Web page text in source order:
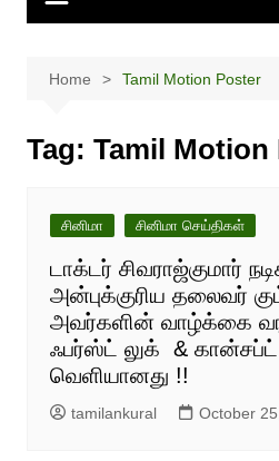
Home Tamil Motion Poster
Tag: Tamil Motion
சினிமா சினிமா செய்திகள்
டாக்டர் சிவராஜ்குமார்
அன்புக்குரிய தலைவர்
அவர்களின் வாழ்க்கை
ஃபர்ஸ்ட் லுக் &
வெளியானது !!
tamilankural October